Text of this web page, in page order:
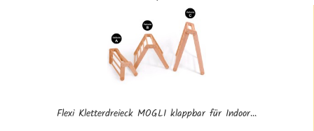
Flexi Kletterdreieck MOGLI klappbar für Indoor...